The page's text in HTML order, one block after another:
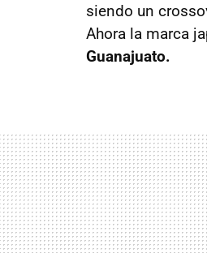
siendo un
Ahora la marca
Guanajuato.